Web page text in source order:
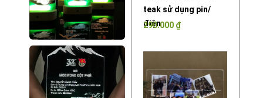
teak sử dụng pin/
điện
290.000 ₫